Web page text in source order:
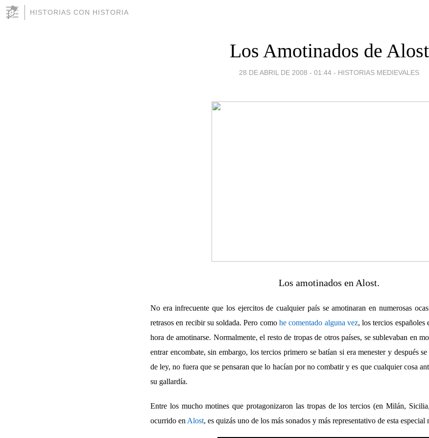
HISTORIAS CON HISTORIA
Los Amotinados de Alost
28 DE ABRIL DE 2008 - 01:44 - HISTORIAS MEDIEVALES
Los amotinados en Alost.
No era infrecuente que los ejercitos de cualquier país se amotinaran en numerosas
retrasos en recibir su soldada. Pero como he comentado alguna vez, los tercios españoles
hora de amotinarse. Normalmente, el resto de tropas de otros países, se sublevaban en
entrar encombate, sin embargo, los tercios primero se batían si era menester y después
de ley, no fuera que se pensaran que lo hacían por no combatir y es que cualquier cosa
su gallardía.
Entre los mucho motines que protagonizaron las tropas de los tercios (en Milán,
ocurrido en Alost, es quizás uno de los más sonados y más representativo de esta especial